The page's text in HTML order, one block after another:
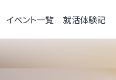
イベント一覧 就活体験記